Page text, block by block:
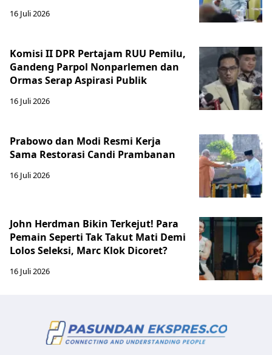
16 Juli 2026
Komisi II DPR Pertajam RUU Pemilu,
Gandeng Parpol Nonparlemen dan
Ormas Serap Aspirasi Publik
16 Juli 2026
Prabowo dan Modi Resmi Kerja
Sama Restorasi Candi Prambanan
16 Juli 2026
John Herdman Bikin Terkejut! Para
Pemain Seperti Tak Takut Mati Demi
Lolos Seleksi, Marc Klok Dicoret?
16 Juli 2026